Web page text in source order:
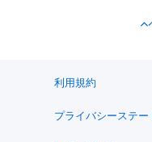
利用規約
プライバシーステー